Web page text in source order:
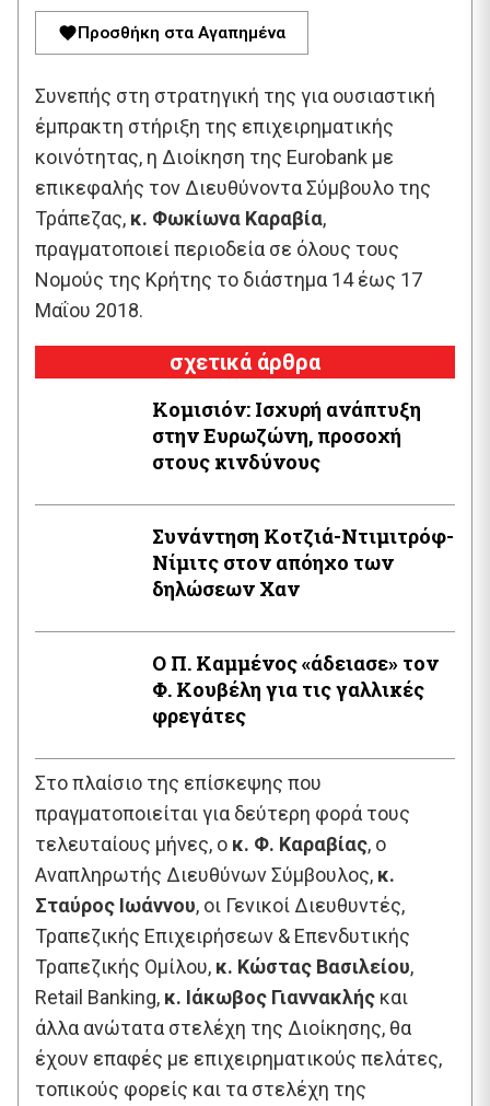
Προσθήκη στα Αγαπημένα
Συνεπής στη στρατηγική της για ουσιαστική
έμπρακτη στήριξη της επιχειρηματικής
κοινότητας, η Διοίκηση της Eurobank με
επικεφαλής τον Διευθύνοντα Σύμβουλο της
Τράπεζας, κ. Φωκίωνα Καραβία,
πραγματοποιεί περιοδεία σε όλους τους
Νομούς της Κρήτης το διάστημα 14 έως 17
Μαΐου 2018.
σχετικά άρθρα
Κομισιόν: Ισχυρή ανάπτυξη
στην Ευρωζώνη, προσοχή
στους κινδύνους
Συνάντηση Κοτζιά-Ντιμιτρόφ-
Νίμιτς στον απόηχο των
δηλώσεων Χαν
Ο Π. Καμμένος «άδειασε» τον
Φ. Κουβέλη για τις γαλλικές
φρεγάτες
Στο πλαίσιο της επίσκεψης που
πραγματοποιείται για δεύτερη φορά τους
τελευταίους μήνες, ο κ. Φ. Καραβίας, ο
Αναπληρωτής Διευθύνων Σύμβουλος, κ.
Σταύρος Ιωάννου, οι Γενικοί Διευθυντές,
Τραπεζικής Επιχειρήσεων & Επενδυτικής
Τραπεζικής Ομίλου, κ. Κώστας Βασιλείου,
Retail Banking, κ. Ιάκωβος Γιαννακλής και
άλλα ανώτατα στελέχη της Διοίκησης, θα
έχουν επαφές με επιχειρηματικούς πελάτες,
τοπικούς φορείς και τα στελέχη της